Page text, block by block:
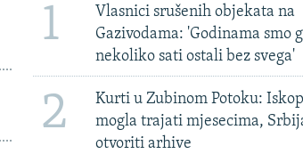
1
Vlasnici srušenih objekata na
Gazivodama: 'Godinama smo
nekoliko sati ostali bez svega'
2
Kurti u Zubinom Potoku:
mogla trajati mjesecima,
otvoriti arhive